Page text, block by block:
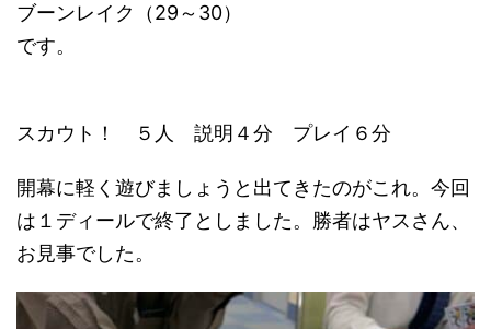
ブーンレイク（29～30）
です。
スカウト！ ５人 説明４分 プレイ６分
開幕に軽く遊びましょうと出てきたのがこれ。今回
は１ディールで終了としました。勝者はヤスさん、
お見事でした。